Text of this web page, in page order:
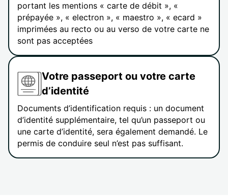
portant les mentions « carte de débit », «
prépayée », « electron », « maestro », « ecard »
imprimées au recto ou au verso de votre carte ne
sont pas acceptées
Votre passeport ou votre carte
d’identité
Documents d’identification requis : un document
d’identité supplémentaire, tel qu’un passeport ou
une carte d’identité, sera également demandé. Le
permis de conduire seul n’est pas suffisant.